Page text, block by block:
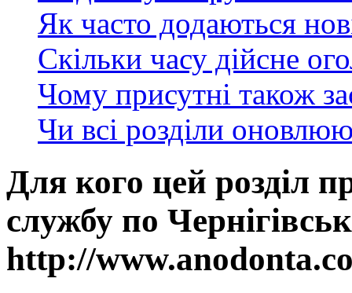
Як часто додаються
Скільки часу дійсне
Чому присутні також
Чи всі розділи
Для кого цей розділ
службу по
http://